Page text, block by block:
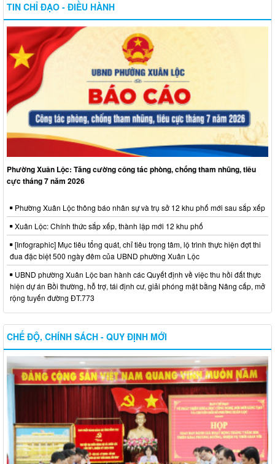
TIN CHỈ ĐẠO - ĐIỀU HÀNH
Phường Xuân Lộc: Tăng cường công tác phòng, chống tham nhũng, tiêu
cực tháng 7 năm 2026
Phường Xuân Lộc thông báo nhân sự và trụ sở 12 khu phố mới sau sắp xếp
Xuân Lộc: Chính thức sắp xếp, thành lập mới 12 khu phố
[Infographic] Mục tiêu tổng quát, chỉ tiêu trọng tâm, lộ trình thực hiện đợt thi
đua đặc biệt 500 ngày đêm của UBND phường Xuân Lộc
UBND phường Xuân Lộc ban hành các Quyết định về việc thu hồi đất thực
hiện dự án Bồi thường, hỗ trợ, tái định cư, giải phóng mặt bằng Nâng cấp, mở
rộng tuyến đường ĐT.773
CHẾ ĐỘ, CHÍNH SÁCH - QUY ĐỊNH MỚI